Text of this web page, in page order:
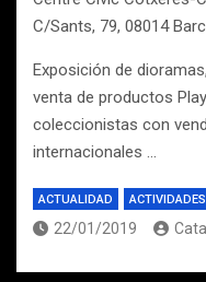
C/Sants, 79, 08014
Exposición de
venta de productos
coleccionistas con
internacionales …
ACTUALIDAD ACTIVIDADES
22/01/2019